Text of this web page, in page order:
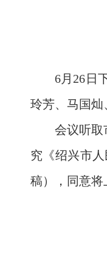
6月26日
玲芳、马国
会议听取
究《绍兴市
稿），同意